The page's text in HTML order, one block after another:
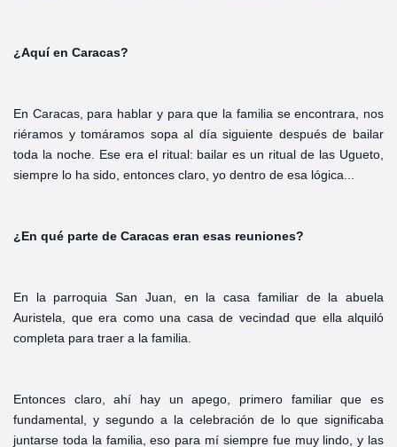
¿Aquí en Caracas?
En Caracas, para hablar y para que la familia se encontrara, nos
riéramos y tomáramos sopa al día siguiente después de bailar
toda la noche. Ese era el ritual: bailar es un ritual de las Ugueto,
siempre lo ha sido, entonces claro, yo dentro de esa lógica...
¿En qué parte de Caracas eran esas reuniones?
En la parroquia San Juan, en la casa familiar de la abuela
Auristela, que era como una casa de vecindad que ella alquiló
completa para traer a la familia.
Entonces claro, ahí hay un apego, primero familiar que es
fundamental, y segundo a la celebración de lo que significaba
juntarse toda la familia, eso para mí siempre fue muy lindo, y las